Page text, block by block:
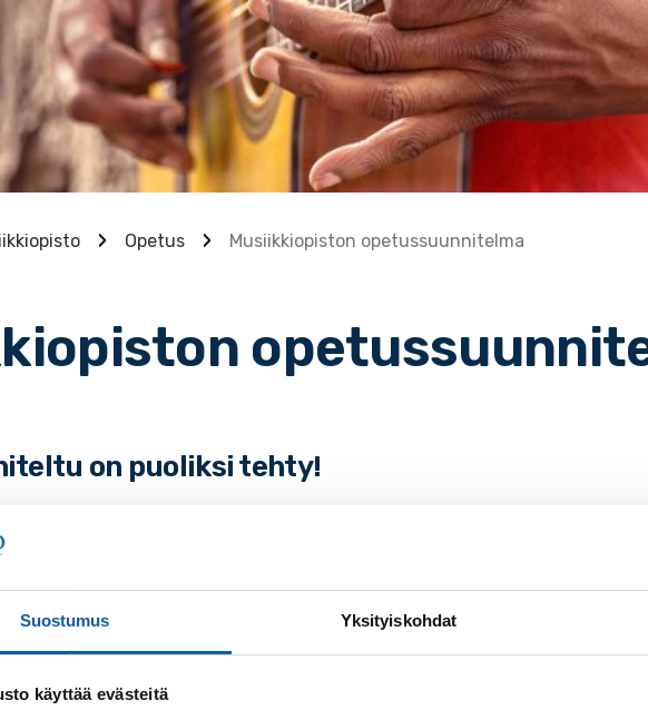
Suostumus Yksityiskohdat
käyttää evästeitä
Opetus Musiikkiopiston opetussuunnitelma
on puoliksi tehty!
perustuu opetushallituksen vuonna 2017
musiikin laajan oppimäärän opetussuunnitelman
hyväksynyt Paimion musiikkiopiston
pienten kappaleiden avulla eteenpäin ja vähitellen itselliseksi